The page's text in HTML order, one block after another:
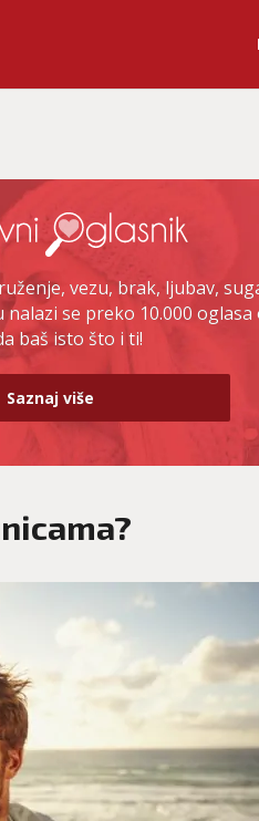
vezu, brak, ljubav,
se preko 10.000
baš isto što i ti!
Saznaj više